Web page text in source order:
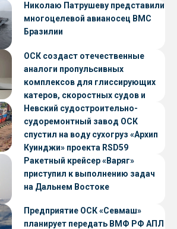
Николаю Патрушеву представили
многоцелевой авианосец ВМС
Бразилии
ОСК создаст отечественные
аналоги пропульсивных
комплексов для глиссирующих
катеров, скоростных судов и
судов с малой осадкой
Невский судостроительно-
судоремонтный завод ОСК
спустил на воду сухогруз «Архип
Куинджи» проекта RSD59
Ракетный крейсер «Варяг»
приступил к выполнению задач
на Дальнем Востоке
Предприятие ОСК «Севмаш»
планирует передать ВМФ РФ АПЛ